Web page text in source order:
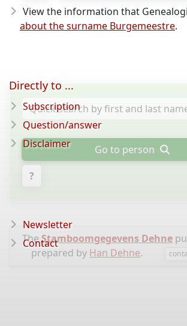
View the information that
about the surname Burgemeestre.
Go to person
?
TheStamboomgegevens Dehne
prepared by Han Dehne.
Directly to ...
Subscription
Question/answer
Disclaimer
Newsletter
Contact